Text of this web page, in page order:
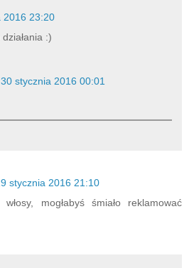
2016 23:20
:)
30 stycznia 2016 00:01
stycznia 2016 21:10
mogłabyś śmiało reklamować